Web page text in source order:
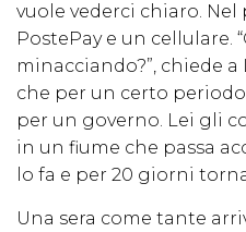
vuole vederci chiaro.
PostePay e un cellulare.
minacciando?”, chiede
che per un certo
per un governo. Lei gli
in un fiume che passa
lo fa e per 20 giorni
Una sera come tante